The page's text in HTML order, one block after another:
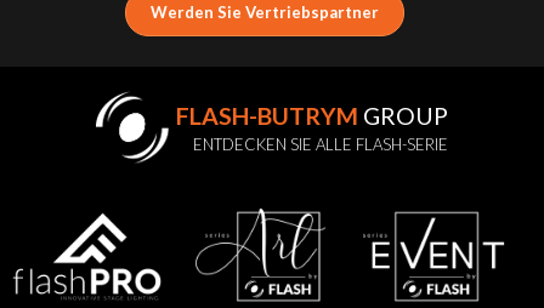
Werden Sie Vertriebspartner
FLASH-BUTRYM GROUP
ENTDECKEN SIE ALLE FLASH-SERIE